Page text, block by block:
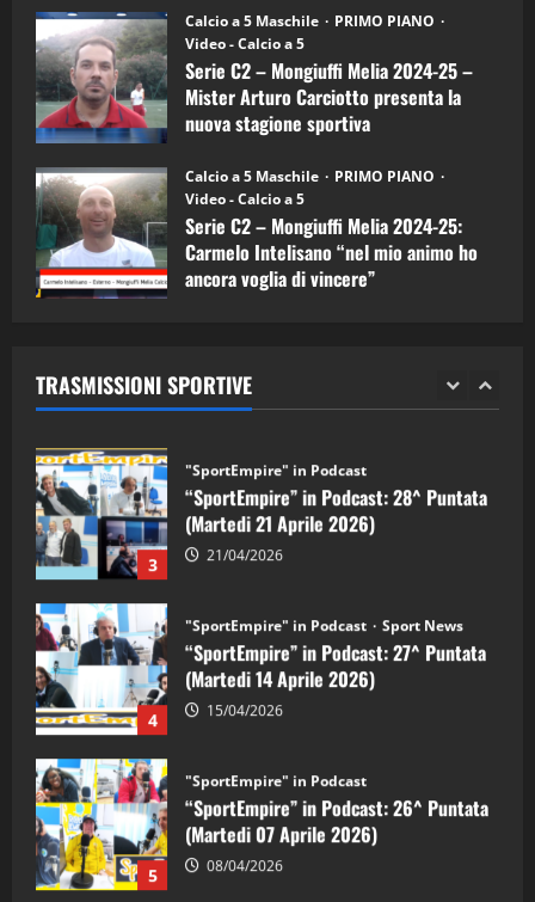
Calcio a 5 Maschile
PRIMO PIANO
Video - Calcio a 5
Serie C2 – Mongiuffi Melia 2024-25 –
Mister Arturo Carciotto presenta la
nuova stagione sportiva
Calcio a 5 Maschile
PRIMO PIANO
Video - Calcio a 5
Serie C2 – Mongiuffi Melia 2024-25:
Carmelo Intelisano “nel mio animo ho
ancora voglia di vincere”
TRASMISSIONI SPORTIVE
5
“SportEmpire” in Podcast: 26^ Puntata
(Martedi 07 Aprile 2026)
08/04/2026
1
“SportEmpire” in Podcast: 30^ Puntata
(Martedi 05 Maggio 2026)
08/05/2026
2 28/04/2026
3
“SportEmpire” in Podcast: 28^ Puntata
(Martedi 21 Aprile 2026)
4
“SportEmpire” in Podcast: 27^ Puntata
(Martedi 14 Aprile 2026)
5
“SportEmpire” in Podcast: 26^ Puntata
(Martedi 07 Aprile 2026)